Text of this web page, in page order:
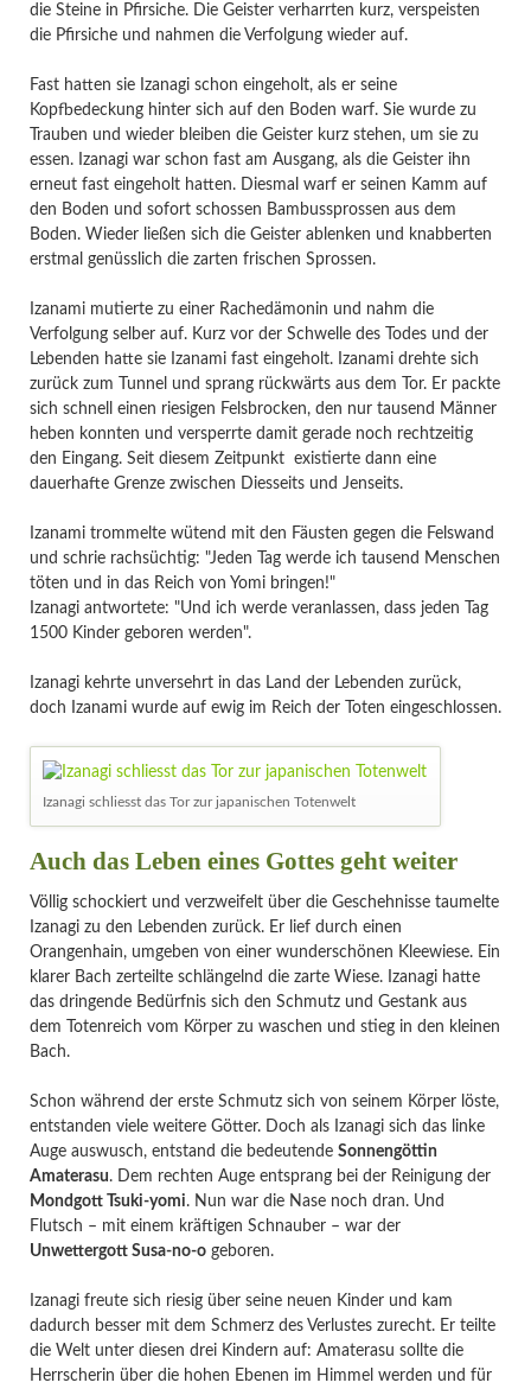
die Steine in Pfirsiche. Die Geister verharrten kurz, verspeisten
die Pfirsiche und nahmen die Verfolgung wieder auf.
Fast hatten sie Izanagi schon eingeholt, als er seine
Kopfbedeckung hinter sich auf den Boden warf. Sie wurde zu
Trauben und wieder bleiben die Geister kurz stehen, um sie zu
essen. Izanagi war schon fast am Ausgang, als die Geister ihn
erneut fast eingeholt hatten. Diesmal warf er seinen Kamm auf
den Boden und sofort schossen Bambussprossen aus dem
Boden. Wieder ließen sich die Geister ablenken und knabberten
erstmal genüsslich die zarten frischen Sprossen.
Izanami mutierte zu einer Rachedämonin und nahm die
Verfolgung selber auf. Kurz vor der Schwelle des Todes und der
Lebenden hatte sie Izanami fast eingeholt. Izanami drehte sich
zurück zum Tunnel und sprang rückwärts aus dem Tor. Er packte
sich schnell einen riesigen Felsbrocken, den nur tausend Männer
heben konnten und versperrte damit gerade noch rechtzeitig
den Eingang. Seit diesem Zeitpunkt existierte dann eine
dauerhafte Grenze zwischen Diesseits und Jenseits.
Izanami trommelte wütend mit den Fäusten gegen die Felswand
und schrie rachsüchtig: "Jeden Tag werde ich tausend Menschen
töten und in das Reich von Yomi bringen!"
Izanagi antwortete: "Und ich werde veranlassen, dass jeden Tag
1500 Kinder geboren werden".
Izanagi kehrte unversehrt in das Land der Lebenden zurück,
doch Izanami wurde auf ewig im Reich der Toten eingeschlossen.
Izanagi schliesst das Tor zur japanischen Totenwelt
Auch das Leben eines Gottes geht weiter
Völlig schockiert und verzweifelt über die Geschehnisse taumelte
Izanagi zu den Lebenden zurück. Er lief durch einen
Orangenhain, umgeben von einer wunderschönen Kleewiese. Ein
klarer Bach zerteilte schlängelnd die zarte Wiese. Izanagi hatte
das dringende Bedürfnis sich den Schmutz und Gestank aus
dem Totenreich vom Körper zu waschen und stieg in den kleinen
Bach.
Schon während der erste Schmutz sich von seinem Körper löste,
entstanden viele weitere Götter. Doch als Izanagi sich das linke
Auge auswusch, entstand die bedeutende Sonnengöttin
Amaterasu. Dem rechten Auge entsprang bei der Reinigung der
Mondgott Tsuki-yomi. Nun war die Nase noch dran. Und
Flutsch – mit einem kräftigen Schnauber – war der
Unwettergott Susa-no-ogeboren.
Izanagi freute sich riesig über seine neuen Kinder und kam
dadurch besser mit dem Schmerz des Verlustes zurecht. Er teilte
die Welt unter diesen drei Kindern auf: Amaterasu sollte die
Herrscherin über die hohen Ebenen im Himmel werden und für